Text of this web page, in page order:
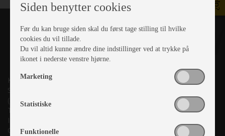
Kronjyllands Camping Center A/S
Suderholmen 10, 8960 Randers SØ
(Lige ud til Grenåvej)
Tlf. +45 87 10 98 70
Info@as-kcc.dk
CVR: 33 38 77 33
Siden benytter cookies
Før du kan bruge siden skal du først tage stilling til hvilke
cookies du vil tillade.
Du vil altid kunne ændre dine indstillinger ved at trykke på
ikonet i nederste venstre hjørne.
Marketing
Statistiske
Funktionelle